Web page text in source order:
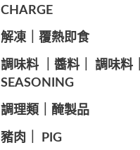
CHARGE
️解凍｜覆熱即食
️調味料 ｜醬料｜ 調味料｜
SEASONING
️調理類｜醃製品
豬肉｜ PIG